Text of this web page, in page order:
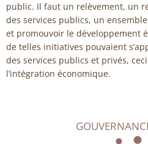
public. Il faut un relèvement, un
des services publics, un
et promouvoir le développement
de telles initiatives pouvaient
des services publics et privés,
l’intégration économique.